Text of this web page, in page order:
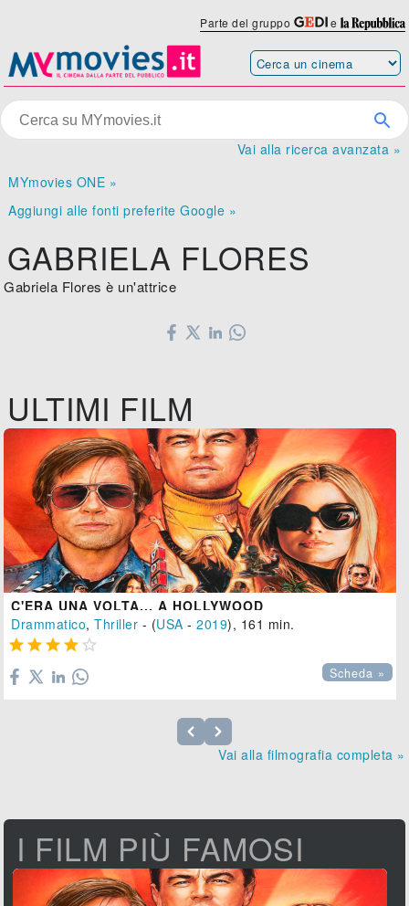
Parte del gruppo e
Vai alla ricerca avanzata »
MYmovies ONE »
Aggiungi alle fonti preferite Google »
GABRIELA FLORES
Gabriela Flores è un'attrice
ULTIMI FILM
C'ERA UNA VOLTA... A HOLLYWOOD
Drammatico,Thriller - (USA -2019), 161 min.
    
Scheda »
Vai alla filmografia completa »
I FILM PIÙ FAMOSI